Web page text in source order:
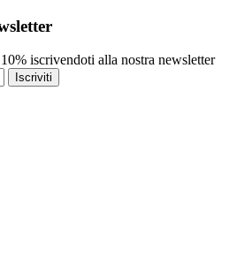
iscrivendoti alla nostra newsletter
Iscriviti